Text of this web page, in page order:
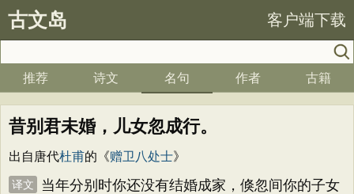
古文岛 客户端下载
推荐 诗文 名句 作者 古籍
昔别君未婚，儿女忽成行。
出自唐代杜甫的《赠卫八处士》
译文
当年分别时你还没有结婚成家，倏忽间你的子女